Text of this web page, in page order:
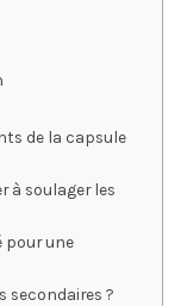
de la capsule
à soulager les
pour une
secondaires ?